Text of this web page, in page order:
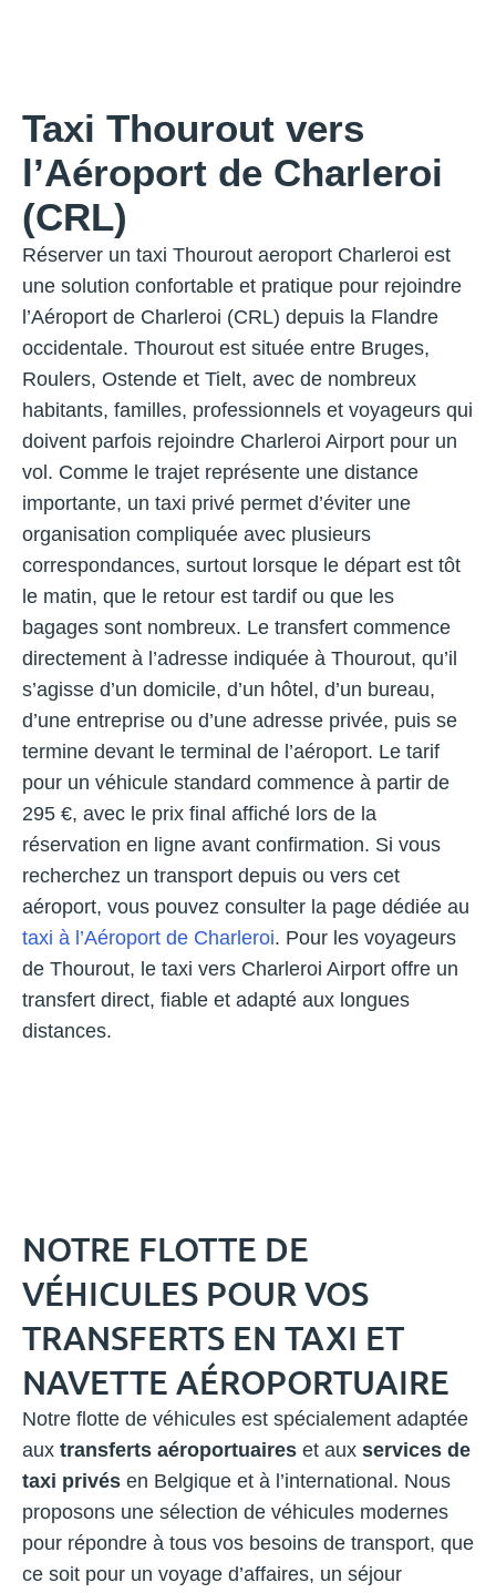
Taxi Thourout vers
l’Aéroport de Charleroi
(CRL)
Réserver un taxi Thourout aeroport Charleroi est
une solution confortable et pratique pour rejoindre
l’Aéroport de Charleroi (CRL) depuis la Flandre
occidentale. Thourout est située entre Bruges,
Roulers, Ostende et Tielt, avec de nombreux
habitants, familles, professionnels et voyageurs qui
doivent parfois rejoindre Charleroi Airport pour un
vol. Comme le trajet représente une distance
importante, un taxi privé permet d’éviter une
organisation compliquée avec plusieurs
correspondances, surtout lorsque le départ est tôt
le matin, que le retour est tardif ou que les
bagages sont nombreux. Le transfert commence
directement à l’adresse indiquée à Thourout, qu’il
s’agisse d’un domicile, d’un hôtel, d’un bureau,
d’une entreprise ou d’une adresse privée, puis se
termine devant le terminal de l’aéroport. Le tarif
pour un véhicule standard commence à partir de
295 €, avec le prix final affiché lors de la
réservation en ligne avant confirmation. Si vous
recherchez un transport depuis ou vers cet
aéroport, vous pouvez consulter la page dédiée au
taxi à l’Aéroport de Charleroi. Pour les voyageurs
de Thourout, le taxi vers Charleroi Airport offre un
transfert direct, fiable et adapté aux longues
distances.
NOTRE FLOTTE DE
VÉHICULES POUR VOS
TRANSFERTS EN TAXI ET
NAVETTE AÉROPORTUAIRE
Notre flotte de véhicules est spécialement adaptée
aux transferts aéroportuaires et aux services de
taxi privés en Belgique et à l’international. Nous
proposons une sélection de véhicules modernes
pour répondre à tous vos besoins de transport, que
ce soit pour un voyage d’affaires, un séjour